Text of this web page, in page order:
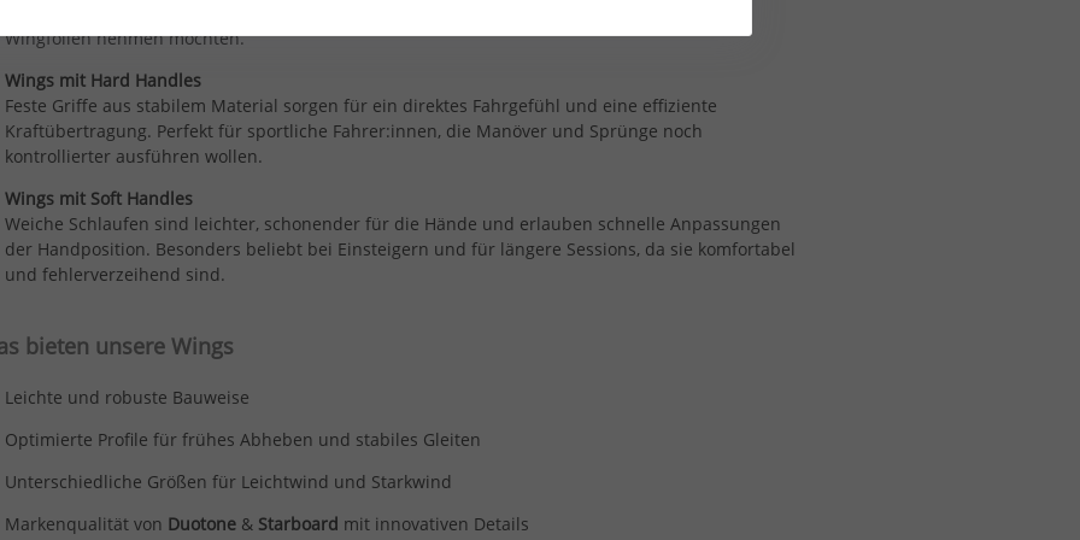
Wingfoilen nehmen möchten.
Wings mit Hard Handles
Feste Griffe aus stabilem Material sorgen für ein direktes Fahrgefühl und eine effiziente
Kraftübertragung. Perfekt für sportliche Fahrer:innen, die Manöver und Sprünge noch
kontrollierter ausführen wollen.
Wings mit Soft Handles
Weiche Schlaufen sind leichter, schonender für die Hände und erlauben schnelle Anpassungen
der Handposition. Besonders beliebt bei Einsteigern und für längere Sessions, da sie komfortabel
und fehlerverzeihend sind.
bieten unsere Wings
Leichte und robuste Bauweise
Optimierte Profile für frühes Abheben und stabiles Gleiten
Unterschiedliche Größen für Leichtwind und Starkwind
Markenqualität von Duotone& Starboard mit innovativen Details